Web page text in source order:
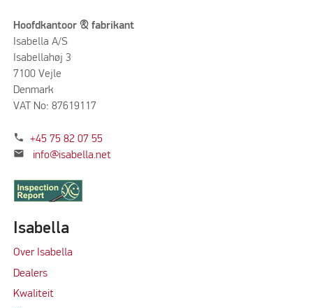
Hoofdkantoor & fabrikant
Isabella A/S
Isabellahøj 3
7100 Vejle
Denmark
VAT No: 87619117
phone +45 75 82 07 55
mail info@isabella.net
Isabella
Over Isabella
Dealers
Kwaliteit